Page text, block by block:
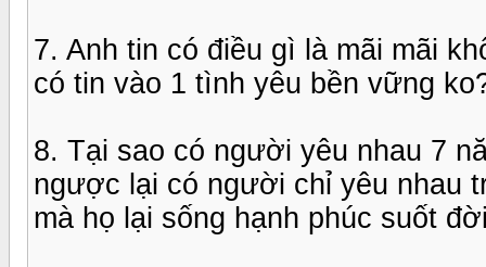
7. Anh tin có điều gì là mãi mãi
có tin vào 1 tình yêu bền vững
8. Tại sao có người yêu nhau 7
ngược lại có người chỉ yêu nhau
mà họ lại sống hạnh phúc suốt